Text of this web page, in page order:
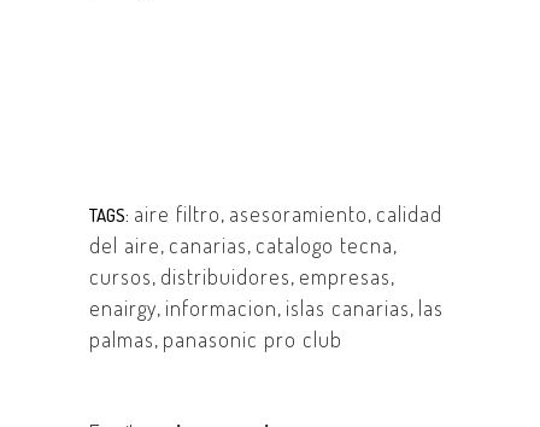
TAGS: aire filtro, asesoramiento, calidad
del aire, canarias, catalogo tecna,
cursos, distribuidores, empresas,
enairgy, informacion, islas canarias, las
palmas, panasonic pro club